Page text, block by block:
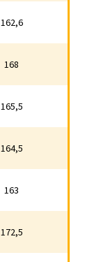
162,6
168
165,5
164,5
163
172,5